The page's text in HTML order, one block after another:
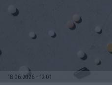
18.06.2026 12:01